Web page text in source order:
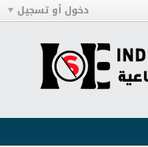
دخول أو تسجيل